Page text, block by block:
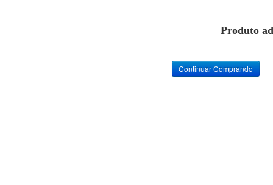
Produto
Continuar Comprando